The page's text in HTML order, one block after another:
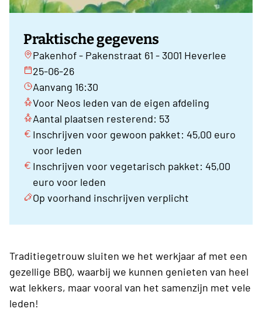
Praktische gegevens
Pakenhof - Pakenstraat 61 - 3001 Heverlee
25-06-26
Aanvang 16:30
Voor Neos leden van de eigen afdeling
Aantal plaatsen resterend: 53
Inschrijven voor gewoon pakket: 45,00 euro
voor leden
Inschrijven voor vegetarisch pakket: 45,00
euro voor leden
Op voorhand inschrijven verplicht
Traditiegetrouw sluiten we het werkjaar af met een
gezellige BBQ, waarbij we kunnen genieten van heel
wat lekkers, maar vooral van het samenzijn met vele
leden!